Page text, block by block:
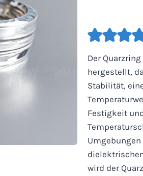
Der
hergestellt,
Stabilität,
Festigkeit
wird der